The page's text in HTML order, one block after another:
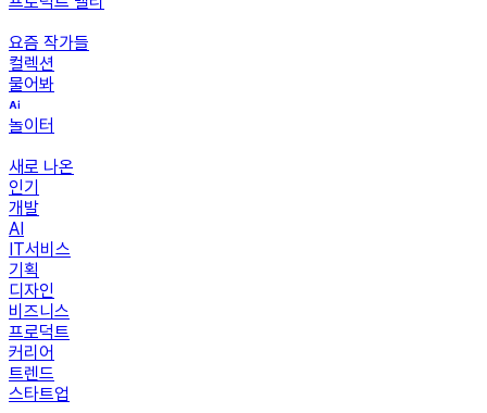
요즘 작가들
컬렉션
물어봐
놀이터
새로 나온
인기
개발
AI
IT서비스
기획
디자인
비즈니스
프로덕트
커리어
트렌드
스타트업